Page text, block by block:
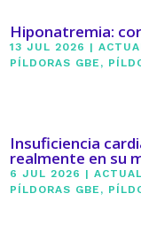
Hiponatremia:
13 JUL 2026 |
PÍLDORAS GBE ,
Insuficiencia
realmente en su
6 JUL 2026 |
PÍLDORAS GBE ,